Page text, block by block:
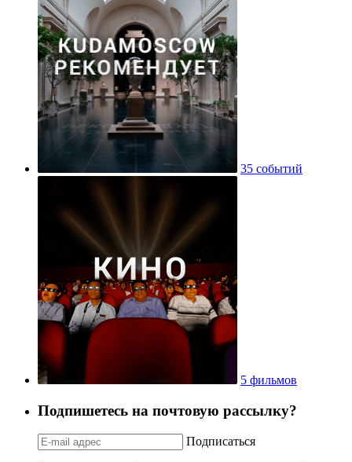
35 событий
5 фильмов
Подпишетесь на почтовую рассылку?
Подписаться